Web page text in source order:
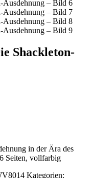
Shackleton-
in der Ära des
Seiten, vollfarbig
Kategorien: